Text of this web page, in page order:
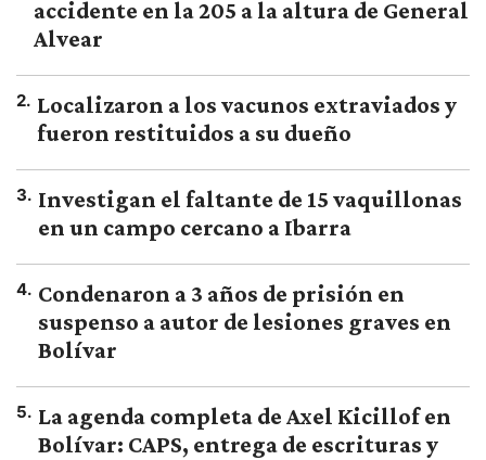
accidente en la 205 a la altura de General
Alvear
2. Localizaron a los vacunos extraviados y
fueron restituidos a su dueño
3. Investigan el faltante de 15 vaquillonas
en un campo cercano a Ibarra
4. Condenaron a 3 años de prisión en
suspenso a autor de lesiones graves en
Bolívar
5. La agenda completa de Axel Kicillof en
Bolívar: CAPS, entrega de escrituras y